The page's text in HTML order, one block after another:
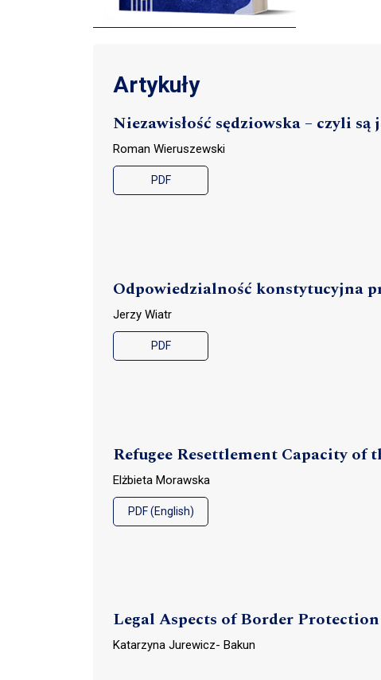
Artykuły
Niezawisłość sędziowska – czyli są
Roman Wieruszewski
PDF
Odpowiedzialność konstytucyjna
Jerzy Wiatr
PDF
Refugee Resettlement Capacity of
Elżbieta Morawska
PDF (English)
Legal Aspects of Border
Katarzyna Jurewicz- Bakun